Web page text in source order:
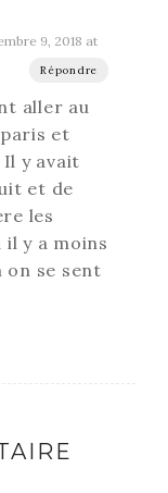
9, 2018 at
Répondre
aller au
et
y avait
et de
les
y a moins
on se sent